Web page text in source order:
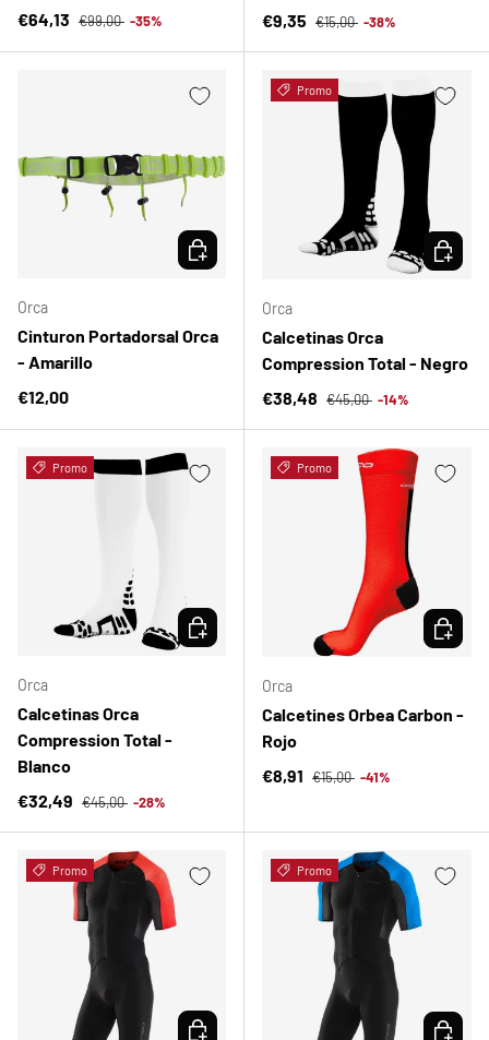
Precio de venta
€64,13 Precio normal
€99,00 -35%
Precio de venta
€9,35 Precio normal
€15,00 -38%
Orca
Cinturon Portadorsal Orca
- Amarillo
Precio normal
€12,00
ELEGIR OPCIONES
Promo
Orca
Calcetinas Orca
Compression Total - Negro
Precio de venta
€38,48 Precio normal
€45,00 -14%
ELEGIR
Promo
Orca
Calcetinas Orca
Compression Total -
Blanco
Precio de venta
€32,49 Precio normal
€45,00 -28%
ELEGIR OPCIONES
Promo
Orca
Calcetines Orbea Carbon -
Rojo
Precio de venta
€8,91 Precio normal
€15,00 -41%
ELEGIR
Promo
ELEGIR OPCIONES
Promo
ELEGIR